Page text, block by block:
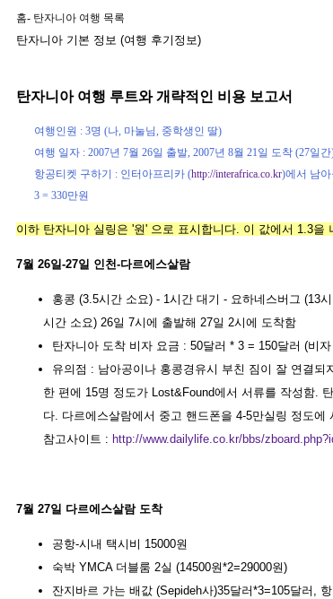
홈- 탄자니아 여행 목록
탄자니아 기본 정보 (여행 후기정보)
탄자니아 여행 루트와 개략적인 비용 보고서
여행인원 : 3명 (나, 마눌님, 중학생인 딸)
여행 일자 : 2007년 7월 26일 출발, 2007년 8월 21일 도착 (27일
항공티켓 구하기 : 인터아프리카 (http://interafrica.co.kr)에서 남
3 = 330만원
이하 탄자니아 실링은 '원' 으로 표시합니다. 이 값에서 1.3을
7월 26일-27일 인천-다르에스살람
홍콩 (3.5시간 소요) - 1시간 대기 - 요하네스버그 (13
시간 소요) 26일 7시에 출발해 27일 2시에 도착함
탄자니아 도착 비자 요금 : 50달러 * 3 = 150달러 (비
유의점 : 남아공이나 홍콩경유시 부친 짐이 잘 연결되
한 편에 15명 정도가 Lost&Found에서 서류를 작성함.
다. 다르에스살람에서 중고 핸드폰을 4-5만실링 정도
참고사이트 : http://www.dailylife.co.kr/bbs/
7월 27일 다르에스살람 도착
공항-시내 택시비 15000원
숙박 YMCA 더블룸 2실 (14500원*2=29000원)
잔지바르 가는 배값 (Sepideh사)35달러*3=105달러,